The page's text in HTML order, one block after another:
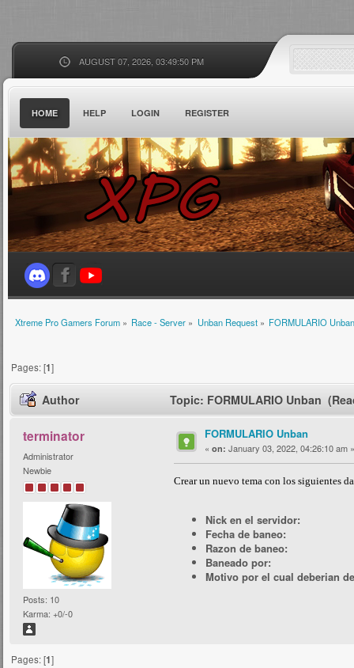
AUGUST 07, 2026, 03:49:50 PM
HOME HELP LOGIN REGISTER
Xtreme Pro Gamers Forum» Race - Server » Unban Request» FORMULARIO
Pages: [1]
Author Topic: FORMULARIO Unban
terminator
Administrator
Newbie
Posts: 10
Karma: +0/-0
FORMULARIO Unban
« on: January 03, 2022, 04:26:10 am »
Crear un nuevo tema con los siguientes
Nick en el servidor:
Fecha de baneo:
Razon de baneo:
Baneado por:
Motivo por el cual deberian
Pages: [1]